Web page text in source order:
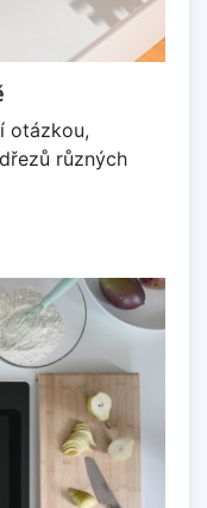
otázkou,
různých